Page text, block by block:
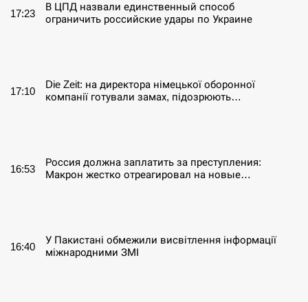
17:23
В ЦПД назвали единственный способ
ограничить российские удары по Украине
17:10
Die Zeit: на директора німецької оборонної
компанії готували замах, підозрюють…
16:53
Россия должна заплатить за преступления:
Макрон жестко отреагировал на новые…
16:40
У Пакистані обмежили висвітлення інформації
міжнародними ЗМІ